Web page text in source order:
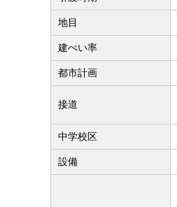
地目
建ぺい率
都市計画
接道
中学校区
設備